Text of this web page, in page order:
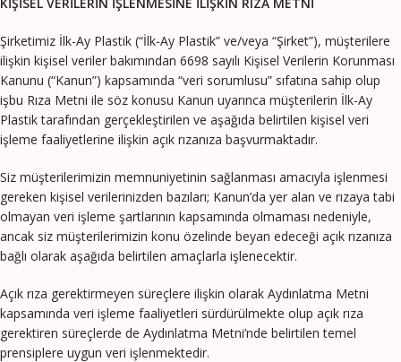
Şirketimiz İlk-Ay Plastik (“İlk-Ay Plastik” ve/veya “Şirket”), müşterilere
ilişkin kişisel veriler bakımından 6698 sayılı Kişisel Verilerin Korunması
Kanunu (“Kanun”) kapsamında “veri sorumlusu” sıfatına sahip olup
işbu Rıza Metni ile söz konusu Kanun uyarınca müşterilerin İlk-Ay
Plastik tarafından gerçekleştirilen ve aşağıda belirtilen kişisel veri
işleme faaliyetlerine ilişkin açık rızanıza başvurmaktadır.
Siz müşterilerimizin memnuniyetinin sağlanması amacıyla işlenmesi
gereken kişisel verilerinizden bazıları; Kanun’da yer alan ve rızaya tabi
olmayan veri işleme şartlarının kapsamında olmaması nedeniyle,
ancak siz müşterilerimizin konu özelinde beyan edeceği açık rızanıza
bağlı olarak aşağıda belirtilen amaçlarla işlenecektir.
Açık rıza gerektirmeyen süreçlere ilişkin olarak Aydınlatma Metni
kapsamında veri işleme faaliyetleri sürdürülmekte olup açık rıza
gerektiren süreçlerde de Aydınlatma Metni’nde belirtilen temel
prensiplere uygun veri işlenmektedir.